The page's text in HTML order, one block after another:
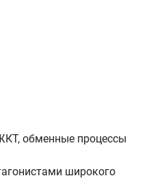
обменные процессы
широкого